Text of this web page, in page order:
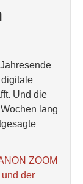
Und die
lang
ZOOM
und der